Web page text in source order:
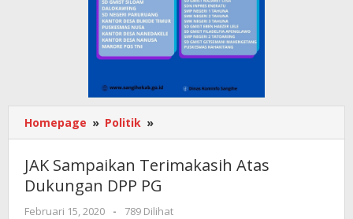
Homepage » Politik »
Sampaikan
Atas
Dukungan
DPP
JAK Sampaikan Terimakasih Atas
Dukungan DPP PG
Februari 15, 2020
oleh
-
789 Dilihat